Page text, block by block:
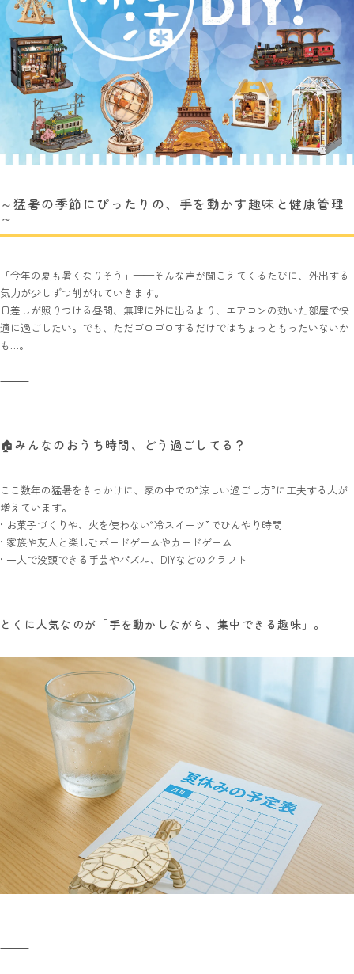
～猛暑の季節にぴったりの、手を動かす趣味と健康管理
～
「今年の夏も暑くなりそう」——そんな声が聞こえてくるたびに、外出する
気力が少しずつ削がれていきます。
日差しが照りつける昼間、無理に外に出るより、エアコンの効いた部屋で快
適に過ごしたい。でも、ただゴロゴロするだけではちょっともったいないか
も…。
⸻
🏠みんなのおうち時間、どう過ごしてる？
ここ数年の猛暑をきっかけに、家の中での“涼しい過ごし方”に工夫する人が
増えています。
• お菓子づくりや、火を使わない“冷スイーツ”でひんやり時間
• 家族や友人と楽しむボードゲームやカードゲーム
• 一人で没頭できる手芸やパズル、DIYなどのクラフト
とくに人気なのが「手を動かしながら、集中できる趣味」。
⸻